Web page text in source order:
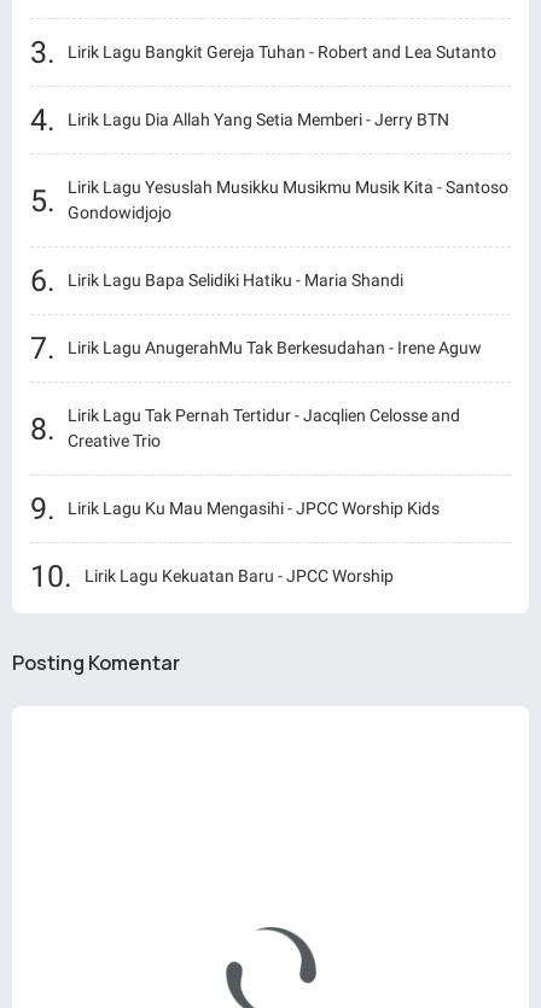
Lirik Lagu Bangkit Gereja Tuhan - Robert and Lea Sutanto
Lirik Lagu Dia Allah Yang Setia Memberi - Jerry BTN
Lirik Lagu Yesuslah Musikku Musikmu Musik Kita - Santoso
Gondowidjojo
Lirik Lagu Bapa Selidiki Hatiku - Maria Shandi
Lirik Lagu AnugerahMu Tak Berkesudahan - Irene Aguw
Lirik Lagu Tak Pernah Tertidur - Jacqlien Celosse and
Creative Trio
Lirik Lagu Ku Mau Mengasihi - JPCC Worship Kids
Lirik Lagu Kekuatan Baru - JPCC Worship
Posting Komentar